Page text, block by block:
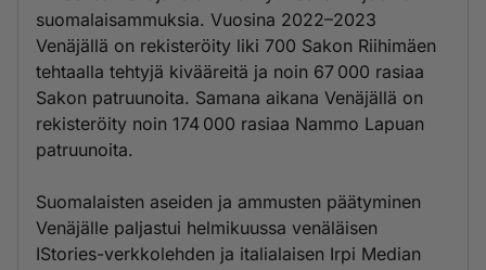
suomalaisammuksia. Vuosina 2022–2023
Venäjällä on rekisteröity liki 700 Sakon Riihimäen
tehtaalla tehtyjä kivääreitä ja noin 67 000 rasiaa
Sakon patruunoita. Samana aikana Venäjällä on
rekisteröity noin 174 000 rasiaa Nammo Lapuan
patruunoita.
Suomalaisten aseiden ja ammusten päätyminen
Venäjälle paljastui helmikuussa venäläisen
IStories-verkkolehden ja italialaisen Irpi Median